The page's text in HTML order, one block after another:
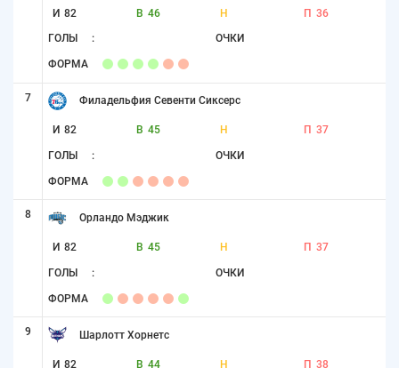
И 82 В 46 Н П 36
ГОЛЫ : ОЧКИ
ФОРМА
7 Филадельфия Севенти Сиксерс
И 82 В 45 Н П 37
ГОЛЫ : ОЧКИ
ФОРМА
8 Орландо Мэджик
И 82 В 45 Н П 37
ГОЛЫ : ОЧКИ
ФОРМА
9 Шарлотт Хорнетс
И 82 В 44 Н П 38